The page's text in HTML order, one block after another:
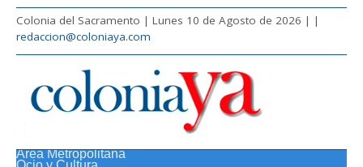
Colonia del Sacramento | Lunes 10 de Agosto de 2026 | |
redaccion@coloniaya.com
Área Metropolitana